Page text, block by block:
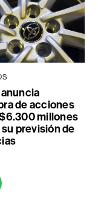
de acciones
millones
previsión de